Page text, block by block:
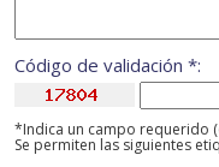
Código de validación *:
*Indica un campo requerido
Se permiten las siguientes